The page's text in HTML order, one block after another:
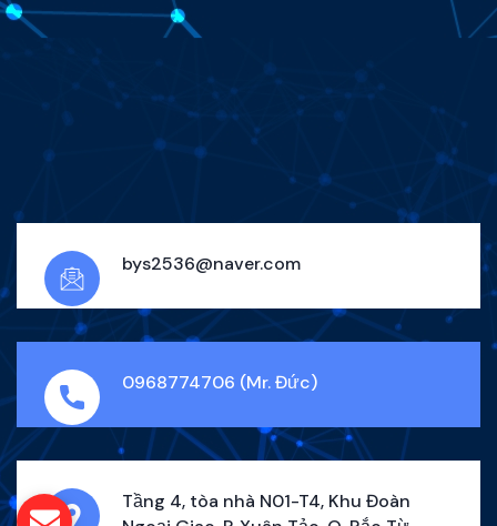
bys2536@naver.com
0968774706 (Mr. Đức)
Tầng 4, tòa nhà N01-T4, Khu Đoàn